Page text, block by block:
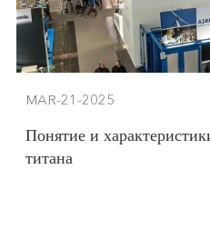
MAR-21-2025
Понятие и
титана